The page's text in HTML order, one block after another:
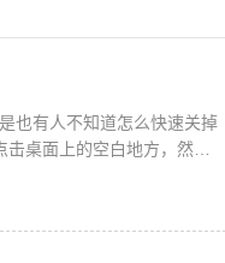
也有人不知道怎么快速关掉
桌面上的空白地方，然后